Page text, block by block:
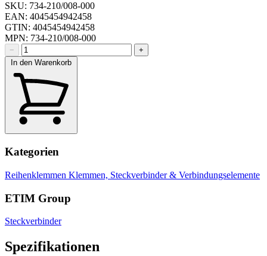
SKU: 734-210/008-000
EAN: 4045454942458
GTIN: 4045454942458
MPN: 734-210/008-000
−
+
In den Warenkorb
Kategorien
Reihenklemmen Klemmen, Steckverbinder & Verbindungselemente
ETIM Group
Steckverbinder
Spezifikationen